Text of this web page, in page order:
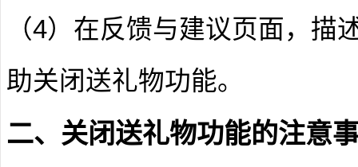
（4）在反馈与建议页面，描
助关闭送礼物功能。
二、关闭送礼物功能的注意